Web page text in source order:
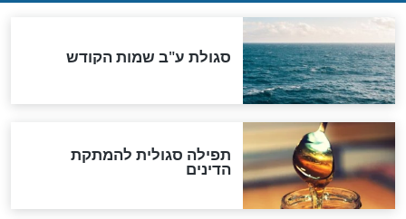
"מודה לקב"ה על כל השנים"
לכל המאמרים